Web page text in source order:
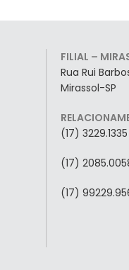
FILIAL –
Rua Rui
Mirassol-SP
(17) 3229.1335
(17)
(17)